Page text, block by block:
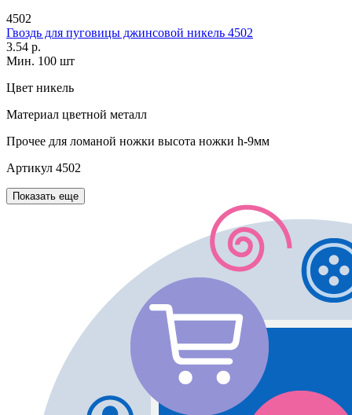
4502
Гвоздь для пуговицы джинсовой никель 4502
3.54 р.
Мин. 100 шт
Цвет никель
Материал цветной металл
Прочее для ломаной ножки высота ножки h-9мм
Артикул 4502
Показать еще